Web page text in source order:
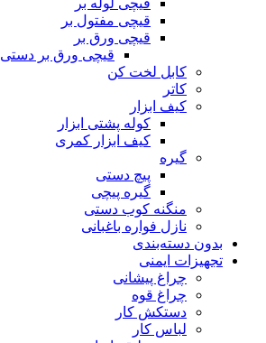
قیچی مفتول بر
قیچی ورق بر
قیچی ورق بر دستی
کابل لخت کن
کاتر
کیف ابزار
کوله پشتی ابزار
کیف ابزار کمری
گیره
پیچ دستی
گیره پیچی
منگنه کوب دستی
نازل فواره باغبانی
بدون دسته‌بندی
تجهیزات ایمنی
چراغ پیشانی
چراغ قوه
دستکش کار
لباس کار